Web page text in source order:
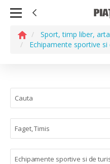
Sport, timp liber,
Echipamente sportive
Faget, Timis
Echipamente sportive si de